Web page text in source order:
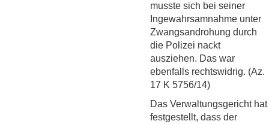
musste sich bei seiner
Ingewahrsamnahme unter
Zwangsandrohung durch
die Polizei nackt
ausziehen. Das war
ebenfalls rechtswidrig. (Az.
17 K 5756/14)
Das Verwaltungsgericht hat
festgestellt, dass der